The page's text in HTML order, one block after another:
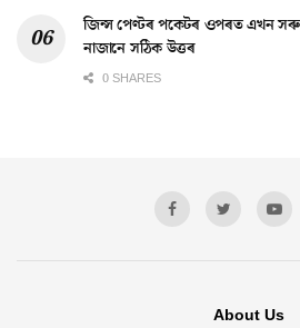
জিন্স পেণ্টৰ পকেটৰ ওপৰত এখন
নাজানে সঠিক উত্তৰ
0 SHARES
About Us